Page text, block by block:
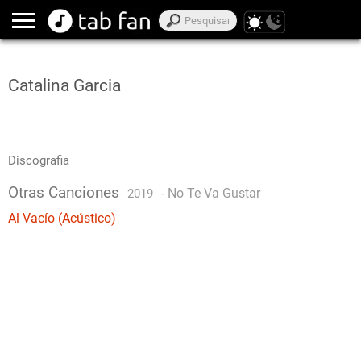
Catalina Garcia
Discografia
Otras Canciones 2019 - No Te Va Gustar
Al Vacío (Acústico)